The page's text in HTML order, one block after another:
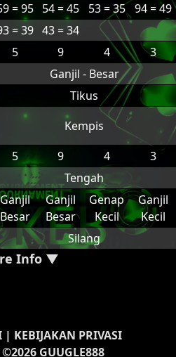
= 95 54 = 45 53 = 35
94 = 49
= 39 43 = 34
5 9 4
3
Ganjil - Besar
Tikus
Kempis
5 9 4
3
Tengah
Ganjil
Besar
Ganjil
Besar
Genap
Kecil
Ganjil
Kecil
Silang
Info ▼
| KEBIJAKAN PRIVASI
©2026 GUUGLE888